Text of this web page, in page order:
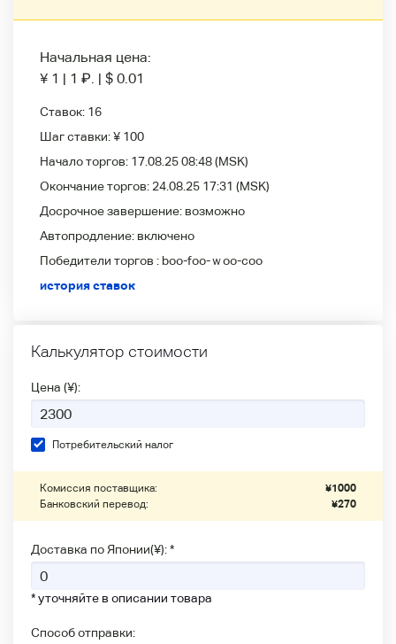
Начальная цена:
¥ 1 | 1 ₽. | $ 0.01
Ставок: 16
Шаг ставки:¥ 100
Начало торгов: 17.08.25 08:48(MSK)
Окончание торгов: 24.08.25 17:31 (MSK)
Досрочное завершение: возможно
Автопродление: включено
Победители
торгов : boo-foo-ｗoo-coo
история ставок
Калькулятор стоимости
Цена (¥):
Потребительский налог
Комиссия поставщика: ¥1000
Банковский перевод:
¥270
Доставка по Японии(¥): *
* уточняйте в описании товара
Способ отправки: